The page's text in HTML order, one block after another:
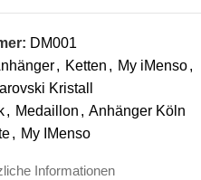
DM001
, Ketten , My iMenso ,
Kristall
, Medaillon , Anhänger Köln
, My IMenso
Informationen